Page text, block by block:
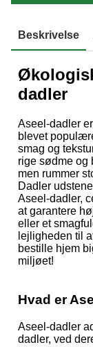
Beskrivelse
dadler
Aseel-dadler
blevet
smag og
rige sødme og
men rummer
Dadler
Aseel-dadler,
at garantere
eller et
lejligheden til
bestille hjem
miljøet!
Hvad er
Aseel-dadler
dadler, ved